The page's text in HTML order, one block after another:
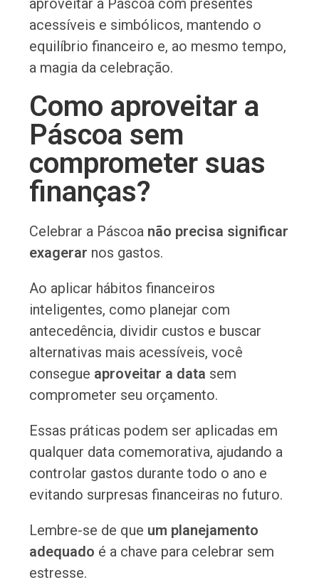
aproveitar a Páscoa com presentes
acessíveis e simbólicos, mantendo o
equilíbrio financeiro e, ao mesmo tempo,
a magia da celebração.
Como aproveitar a
Páscoa sem
comprometer suas
finanças?
Celebrar a Páscoa não precisa significar
exagerar nos gastos.
Ao aplicar hábitos financeiros
inteligentes, como planejar com
antecedência, dividir custos e buscar
alternativas mais acessíveis, você
consegue aproveitar a data sem
comprometer seu orçamento.
Essas práticas podem ser aplicadas em
qualquer data comemorativa, ajudando a
controlar gastos durante todo o ano e
evitando surpresas financeiras no futuro.
Lembre-se de que um planejamento
adequado é a chave para celebrar sem
estresse.